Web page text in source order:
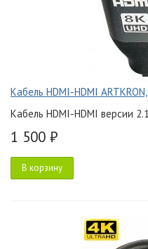
Кабель HDMI-HDMI
Кабель HDMI-HDMI версии
1 500 ₽
В корзину